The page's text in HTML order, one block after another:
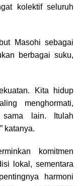
kolektif seluruh
Masohi sebagai
berbagai suku,
Kita hidup
menghormati,
sama lain. Itulah
katanya.
komitmen
lokal, sementara
harmoni